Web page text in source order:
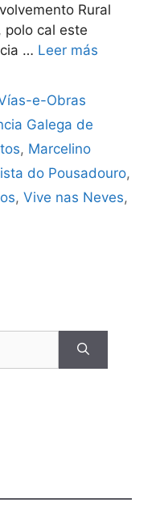
Rural
polo cal este
… Leer más
e-Obras
Galega de
, Marcelino
do Pousadouro,
, Vive nas Neves,